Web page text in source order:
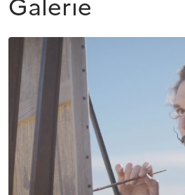
Galerie